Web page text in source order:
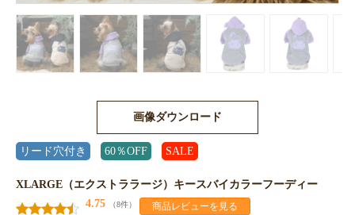
画像ダウンロード
リード穴付き 60％OFF SALE
XLARGE（エクストララージ）キースバイカラーフーディー
4.75
（8件） 商品レビューを見る